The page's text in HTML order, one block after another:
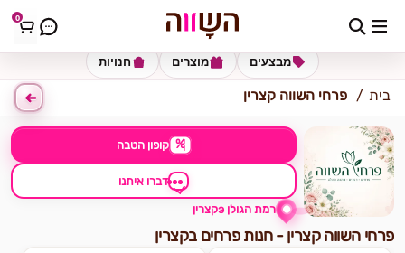
0 כתובת למשלוח הזינו כתובת
חנויות מוצרים מבצעים
בית פרחי השווה קצרין
% קופון הטבה
דברו איתנו
קצריןэ רמת הגולן
פרחי השווה קצרין - חנות פרחים בקצרין